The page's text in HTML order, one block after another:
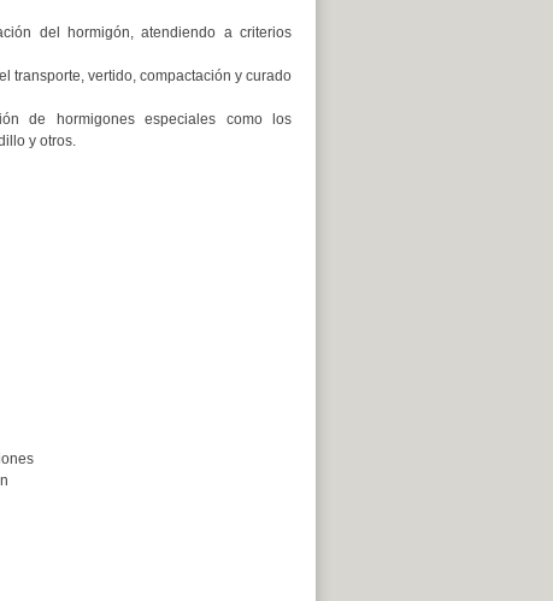
del hormigón, atendiendo a criterios
transporte, vertido, compactación y curado
de hormigones especiales como los
y otros.